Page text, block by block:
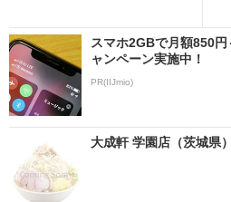
スマホ2GBで月額850
ャンペーン実施中！
PR(IIJmio)
大成軒 学園店（茨城県）